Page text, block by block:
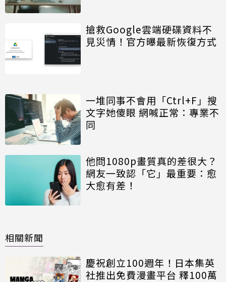
搶救Google雲端硬碟資料不
見災情！官方曝最新恢復方式
一堆同事不會用「Ctrl+F」搜
文字她傻眼 網喊正常：專業不
同
他問1080p畫質真的差很大？
網友一致認「它」最重要：愈
大愈有差！
相關新聞
慶祝創立100週年！日本集英
社推出免費漫畫平台 釋100萬